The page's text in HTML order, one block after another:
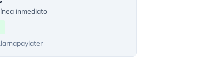
inmediato